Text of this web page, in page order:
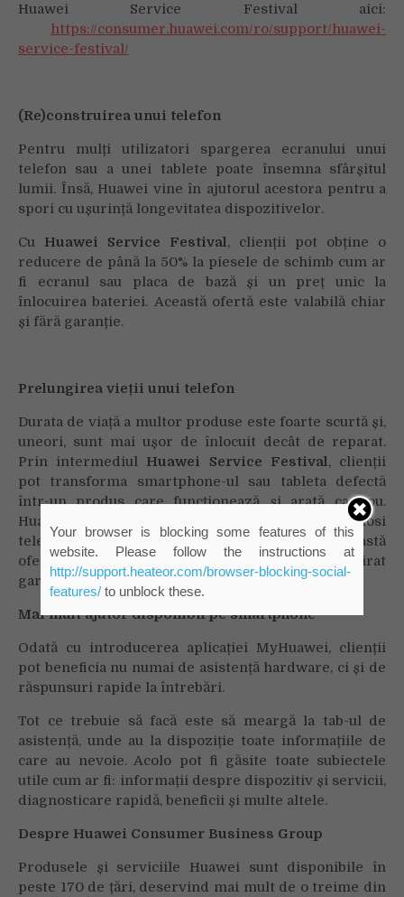
Huawei Service Festival aici:
https://consumer.huawei.com/ro/support/huawei-
service-festival/
(Re)construirea unui telefon
Pentru mulți utilizatori spargerea ecranului unui
telefon sau a unei tablete poate însemna sfârșitul
lumii. Însă, Huawei vine în ajutorul acestora pentru a
spori cu ușurință longevitatea dispozitivelor.
Cu Huawei Service Festival, clienții pot obține o
reducere de până la 50% la piesele de schimb cum ar
fi ecranul sau placa de bază și un preț unic la
înlocuirea bateriei. Această ofertă este valabilă chiar
și fără garanție.
Prelungirea vieții unui telefon
Durata de viață a multor produse este foarte scurtă și,
uneori, sunt mai ușor de înlocuit decât de reparat.
Prin intermediul Huawei Service Festival, clienții
pot transforma smartphone-ul sau tableta defectă
într-un produs care funcționează și arată ca nou.
Huawei își dorește ca utilizatorii să poată folosi
telefoanele și tabletele mult timp și extinde această
ofertă chiar și la dispozitivele cărora le-a expirat
garanția.
Mai mult ajutor disponibil pe smartphone
Odată cu introducerea aplicației MyHuawei, clienții
pot beneficia nu numai de asistență hardware, ci și de
răspunsuri rapide la întrebări.
Tot ce trebuie să facă este să meargă la tab-ul de
asistență, unde au la dispoziție toate informațiile de
care au nevoie. Acolo pot fi găsite toate subiectele
utile cum ar fi: informații despre dispozitiv și servicii,
diagnosticare rapidă, beneficii și multe altele.
Despre Huawei Consumer Business Group
Produsele și serviciile Huawei sunt disponibile în
peste 170 de țări, deservind mai mult de o treime din
Your browser is blocking some features of this
website. Please follow the instructions at
http://support.heateor.com/browser-blocking-social-
features/to unblock these.